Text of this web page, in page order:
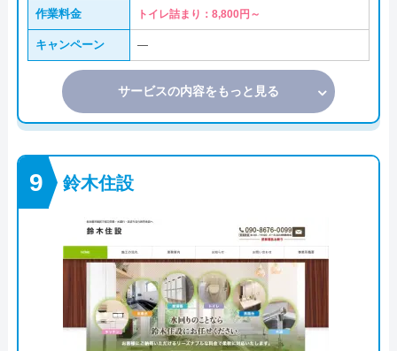
作業料金 トイレ詰まり：8,800円～
キャンペーン ―
サービスの内容をもっと見る
鈴木住設